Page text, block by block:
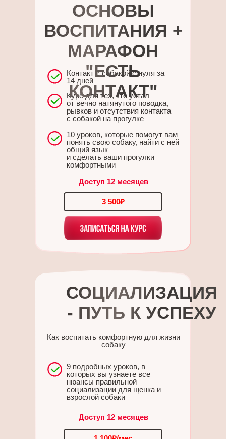
Как воспитать комфортную для жизни
собаку
Доступ 12 месяцев
9 подробных уроков, в
которых вы узнаете все
нюансы правильной
социализации для щенка и
взрослой собаки
Доступ 12 месяцев
3 500₽
Контакт с собакой с нуля за
14 дней
Курс для тех, кто устал
от вечно натянутого поводка,
рывков и отсутствия контакта
с собакой на прогулке
10 уроков, которые помогут вам
понять свою собаку, найти с ней
общий язык
и сделать ваши прогулки
комфортными
ОСНОВЫ
ВОСПИТАНИЯ +
МАРАФОН
"ЕСТЬ
КОНТАКТ"
СОЦИАЛИЗАЦИЯ
- ПУТЬ К УСПЕХУ